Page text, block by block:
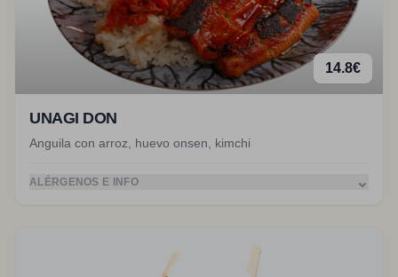
14.8€
UNAGI DON
Anguila con arroz, huevo onsen, kimchi
ALÉRGENOS E INFO ⌄